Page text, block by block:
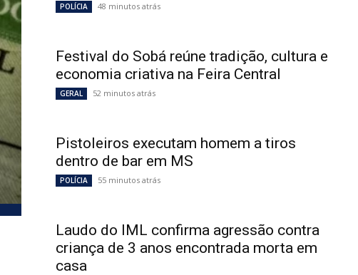
POLÍCIA 48 minutos atrás
Festival do Sobá reúne tradição, cultura e
economia criativa na Feira Central
GERAL 52 minutos atrás
Pistoleiros executam homem a tiros
dentro de bar em MS
POLÍCIA 55 minutos atrás
Laudo do IML confirma agressão contra
criança de 3 anos encontrada morta em
casa